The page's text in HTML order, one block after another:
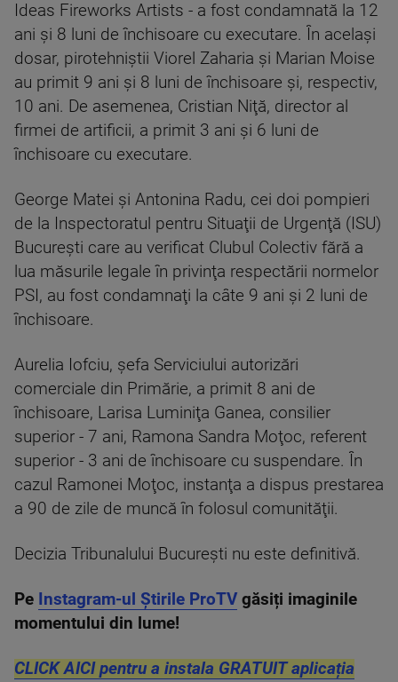
Ideas Fireworks Artists - a fost condamnată la 12
ani şi 8 luni de închisoare cu executare. În acelaşi
dosar, pirotehniştii Viorel Zaharia şi Marian Moise
au primit 9 ani şi 8 luni de închisoare şi, respectiv,
10 ani. De asemenea, Cristian Niţă, director al
firmei de artificii, a primit 3 ani şi 6 luni de
închisoare cu executare.
George Matei şi Antonina Radu, cei doi pompieri
de la Inspectoratul pentru Situaţii de Urgenţă (ISU)
Bucureşti care au verificat Clubul Colectiv fără a
lua măsurile legale în privinţa respectării normelor
PSI, au fost condamnaţi la câte 9 ani şi 2 luni de
închisoare.
Aurelia Iofciu, şefa Serviciului autorizări
comerciale din Primărie, a primit 8 ani de
închisoare, Larisa Luminiţa Ganea, consilier
superior - 7 ani, Ramona Sandra Moţoc, referent
superior - 3 ani de închisoare cu suspendare. În
cazul Ramonei Moţoc, instanţa a dispus prestarea
a 90 de zile de muncă în folosul comunităţii.
Decizia Tribunalului Bucureşti nu este definitivă.
Pe Instagram-ul Știrile ProTV găsiți imaginile
momentului din lume!
CLICK AICI pentru a instala GRATUIT aplicația